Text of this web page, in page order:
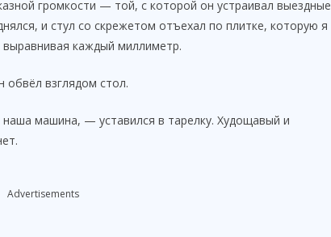
громкости — той, с которой он устраивал выездные
и стул со скрежетом отъехал по плитке, которую я
каждый миллиметр.
взглядом стол.
машина, — уставился в тарелку. Худощавый и
Advertisements